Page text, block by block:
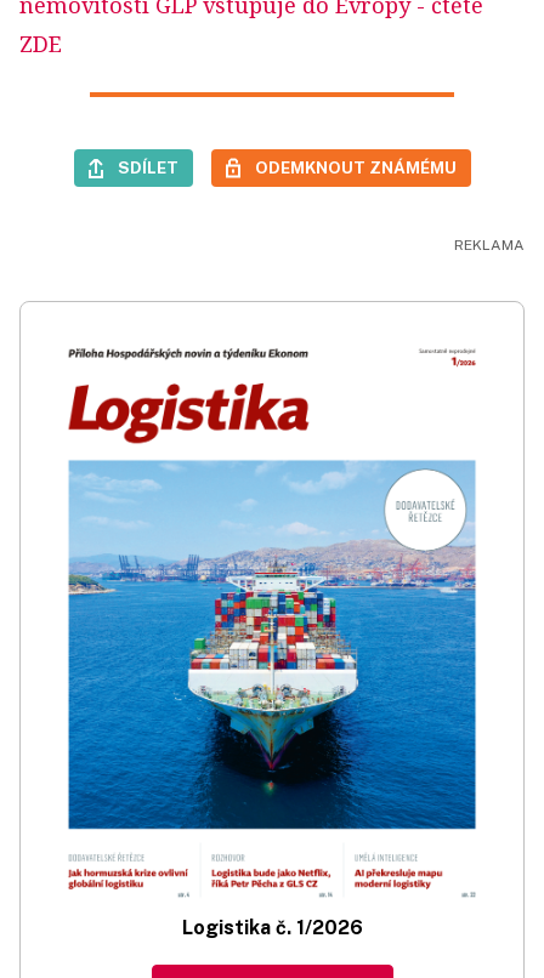
ZDE
SDÍLET ODEMKNOUT ZNÁMÉMU
Logistika č. 1/2026